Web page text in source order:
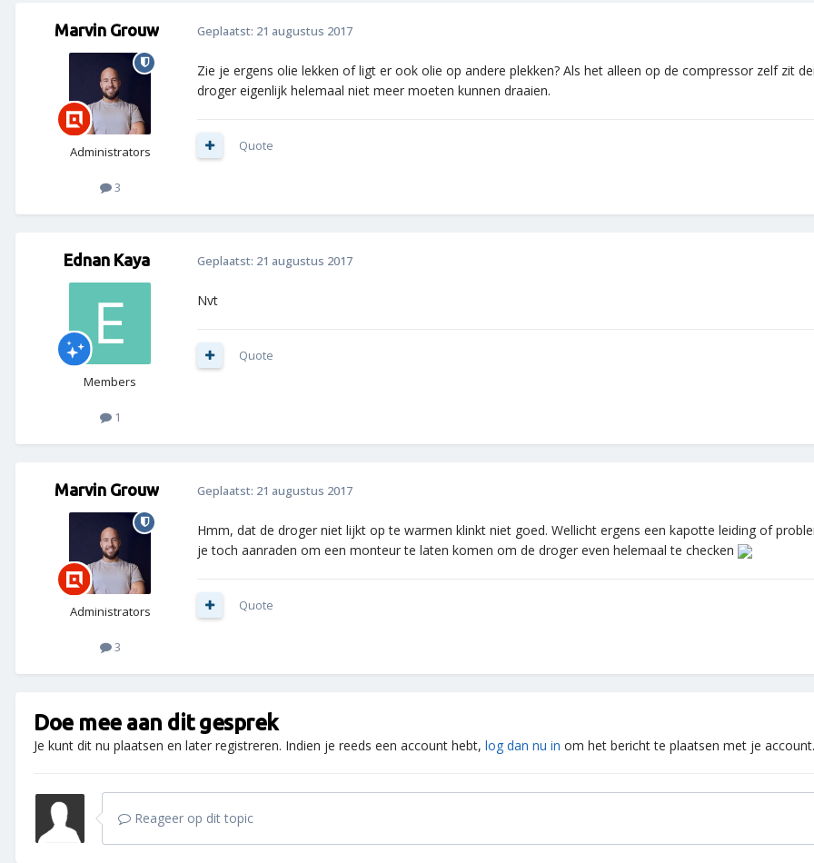
Marvin Grouw
Administrators
3
Geplaatst: 21 augustus 2017
Zie je ergens olie lekken of ligt er ook olie op andere plekken? Als het alleen op de compressor zelf zit
droger eigenlijk helemaal niet meer moeten kunnen draaien.
Quote
Ednan Kaya
Members
1
Geplaatst: 21 augustus 2017
Nvt
Quote
Marvin Grouw
Administrators
3
Geplaatst: 21 augustus 2017
Hmm, dat de droger niet lijkt op te warmen klinkt niet goed. Wellicht ergens een kapotte leiding of
je toch aanraden om een monteur te laten komen om de droger even helemaal te checken
Quote
Doe mee aan dit gesprek
Je kunt dit nu plaatsen en later registreren. Indien je reeds een account hebt, log dan nu in om het bericht te plaatsen met je account.
Reageer op dit topic